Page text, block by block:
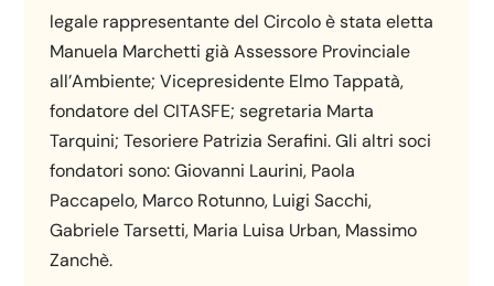
legale rappresentante del Circolo è stata eletta
Manuela Marchetti già Assessore Provinciale
all’Ambiente; Vicepresidente Elmo Tappatà,
fondatore del CITASFE; segretaria Marta
Tarquini; Tesoriere Patrizia Serafini. Gli altri soci
fondatori sono: Giovanni Laurini, Paola
Paccapelo, Marco Rotunno, Luigi Sacchi,
Gabriele Tarsetti, Maria Luisa Urban, Massimo
Zanchè.